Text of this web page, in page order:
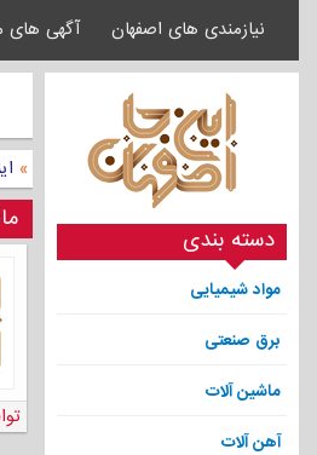
نیازمندی های اصفهان آگهی
دسته بندی
مواد شیمیایی
برق صنعتی
ماشین آلات
آهن آلات
»